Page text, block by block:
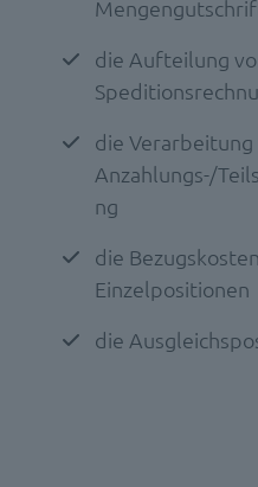
die Aufteilung
die Verarbeitung
Anzahlungs-/
ng
die
Einzelpositionen
die